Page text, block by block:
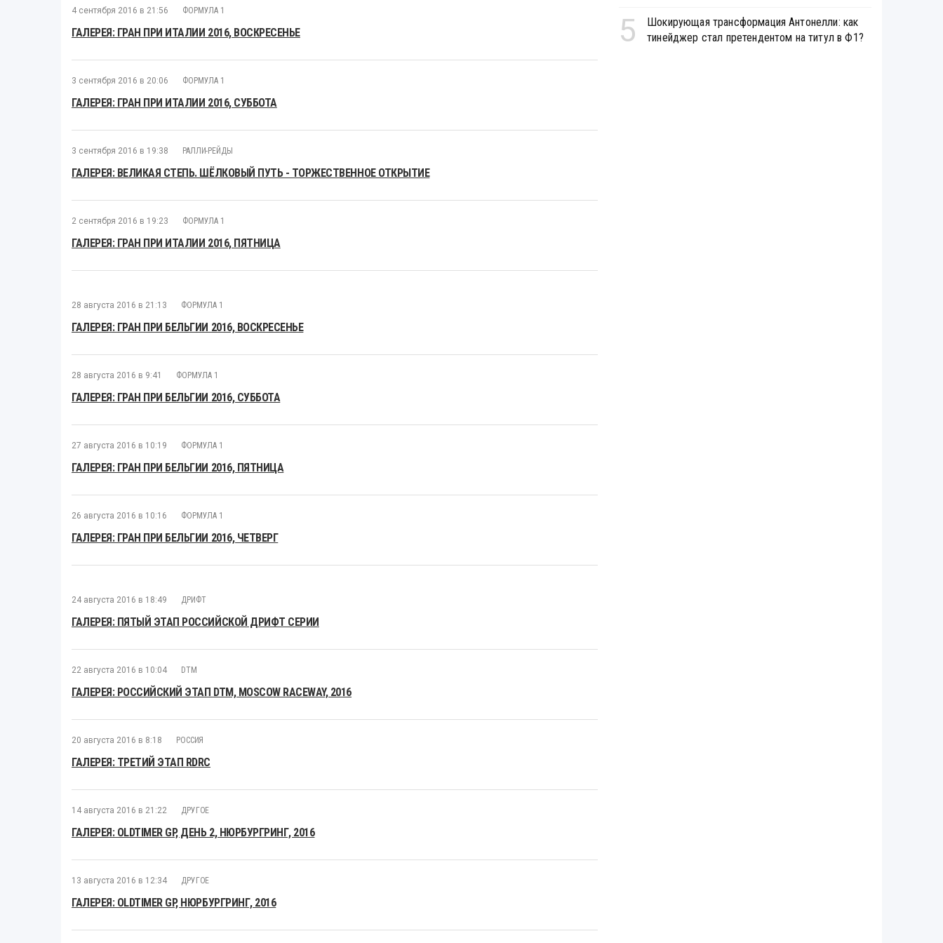
4 сентября 2016 в 21:56 ФОРМУЛА 1
ГАЛЕРЕЯ: ГРАН ПРИ ИТАЛИИ 2016, ВОСКРЕСЕНЬЕ
3 сентября 2016 в 20:06 ФОРМУЛА 1
ГАЛЕРЕЯ: ГРАН ПРИ ИТАЛИИ 2016, СУББОТА
3 сентября 2016 в 19:38 РАЛЛИ-РЕЙДЫ
ГАЛЕРЕЯ: ВЕЛИКАЯ СТЕПЬ. ШЁЛКОВЫЙ ПУТЬ - ТОРЖЕСТВЕННОЕ ОТКРЫТИЕ
2 сентября 2016 в 19:23 ФОРМУЛА 1
ГАЛЕРЕЯ: ГРАН ПРИ ИТАЛИИ 2016, ПЯТНИЦА
28 августа 2016 в 21:13 ФОРМУЛА 1
ГАЛЕРЕЯ: ГРАН ПРИ БЕЛЬГИИ 2016, ВОСКРЕСЕНЬЕ
28 августа 2016 в 9:41 ФОРМУЛА 1
ГАЛЕРЕЯ: ГРАН ПРИ БЕЛЬГИИ 2016, СУББОТА
27 августа 2016 в 10:19 ФОРМУЛА 1
ГАЛЕРЕЯ: ГРАН ПРИ БЕЛЬГИИ 2016, ПЯТНИЦА
26 августа 2016 в 10:16 ФОРМУЛА 1
ГАЛЕРЕЯ: ГРАН ПРИ БЕЛЬГИИ 2016, ЧЕТВЕРГ
24 августа 2016 в 18:49 ДРИФТ
ГАЛЕРЕЯ: ПЯТЫЙ ЭТАП РОССИЙСКОЙ ДРИФТ СЕРИИ
22 августа 2016 в 10:04 DTM
ГАЛЕРЕЯ: РОССИЙСКИЙ ЭТАП DTM, MOSCOW RACEWAY, 2016
20 августа 2016 в 8:18 РОССИЯ
ГАЛЕРЕЯ: ТРЕТИЙ ЭТАП RDRC
14 августа 2016 в 21:22 ДРУГОЕ
ГАЛЕРЕЯ: OLDTIMER GP, ДЕНЬ 2, НЮРБУРГРИНГ, 2016
13 августа 2016 в 12:34 ДРУГОЕ
ГАЛЕРЕЯ: OLDTIMER GP, НЮРБУРГРИНГ, 2016
5
Шокирующая трансформация Антонелли: как
тинейджер стал претендентом на титул в Ф1?